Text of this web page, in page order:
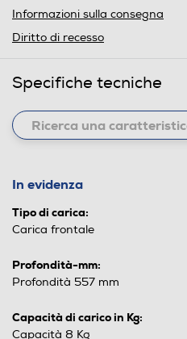
Informazioni sulla consegna
Diritto di recesso
Specifiche tecniche
In evidenza
Tipo di carica:
Carica frontale
Profondità-mm:
Profondità 557 mm
Capacità di carico in Kg:
Capacità 8 Kg